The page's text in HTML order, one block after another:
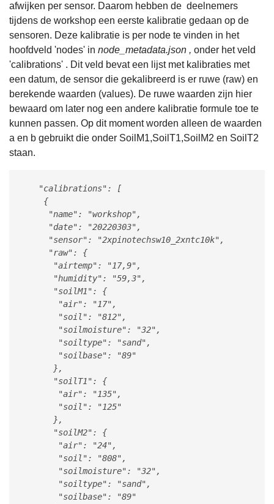
afwijken per sensor. Daarom hebben de deelnemers
tijdens de workshop een eerste kalibratie gedaan op de
sensoren. Deze kalibratie is per node te vinden in het
hoofdveld 'nodes' in node_metadata.json , onder het veld
'calibrations' . Dit veld bevat een lijst met kalibraties met
een datum, de sensor die gekalibreerd is er ruwe (raw) en
berekende waarden (values). De ruwe waarden zijn hier
bewaard om later nog een andere kalibratie formule toe te
kunnen passen. Op dit moment worden alleen de waarden
a en b gebruikt die onder SoilM1,SoilT1,SoilM2 en SoilT2
staan.
   "calibrations": [
    {
     "name": "workshop",
     "date": "20220303",
     "sensor": "2xpinotechsw10_2xntc10k",
     "raw": {
      "airtemp": "17,9",
      "humidity": "59,3",
      "soilM1": {
       "air": "17",
       "soil": "812",
       "soilmoisture": "32",
       "soiltype": "sand",
       "soilbase": "89"
      },
      "soilT1": {
       "air": "135",
       "soil": "125"
      },
      "soilM2": {
       "air": "24",
       "soil": "808",
       "soilmoisture": "32",
       "soiltype": "sand",
       "soilbase": "89"